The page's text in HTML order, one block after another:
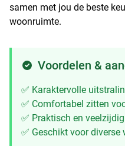
samen met jou de beste
woonruimte.
Voordelen &
✅ Karaktervolle
✅ Comfortabel zitten
✅ Praktisch en
✅ Geschikt voor diverse